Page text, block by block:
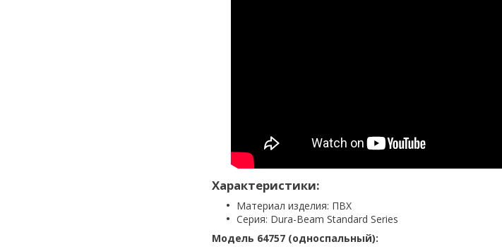
Характеристики:
Материал изделия: ПВХ
Серия: Dura-Beam Standard Series
Модель 64757 (односпальный):